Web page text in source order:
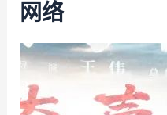
网络